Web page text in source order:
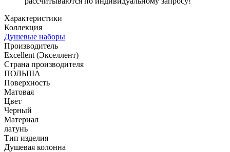
Характеристики
Коллекция
Душевые наборы
Производитель
Excellent (Экселлент)
Страна производителя
ПОЛЬША
Поверхность
Матовая
Цвет
Черный
Материал
латунь
Тип изделия
Душевая колонна